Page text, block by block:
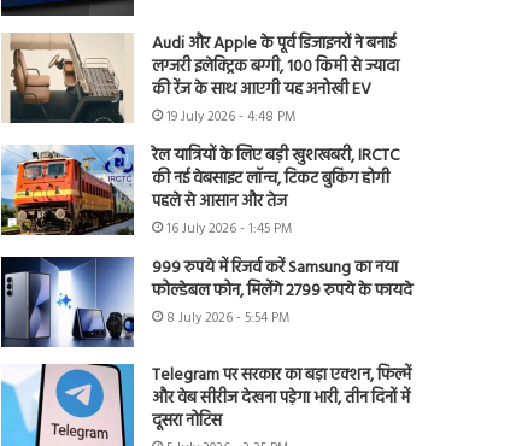
Audi और Apple के पूर्व डिजाइनरों ने बनाई
लग्जरी इलेक्ट्रिक बग्गी, 100 किमी से ज्यादा
की रेंज के साथ आएगी यह अनोखी EV
19 July 2026 - 4:48 PM
रेल यात्रियों के लिए बड़ी खुशखबरी, IRCTC
की नई वेबसाइट लॉन्च, टिकट बुकिंग होगी
पहले से आसान और तेज
16 July 2026 - 1:45 PM
999 रुपये में रिजर्व करें Samsung का नया
फोल्डेबल फोन, मिलेंगे 2799 रुपये के फायदे
8 July 2026 - 5:54 PM
Telegram पर सरकार का बड़ा एक्शन, फिल्में
और वेब सीरीज देखना पड़ेगा भारी, तीन दिनों में
दूसरा नोटिस